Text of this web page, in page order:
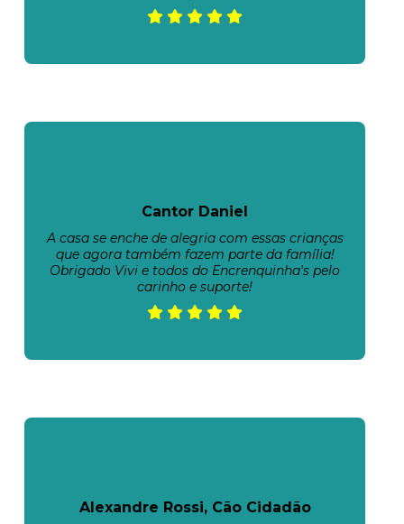
Cantor Daniel
A casa se enche de alegria com essas crianças
que agora também fazem parte da família!
Obrigado Vivi e todos do Encrenquinha's pelo
carinho e suporte!
Alexandre Rossi, Cão Cidadão